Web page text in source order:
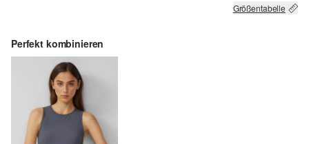
Größentabelle
Perfekt kombinieren